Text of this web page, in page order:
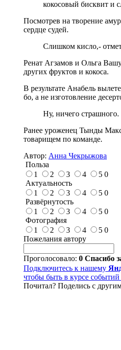
кокосовый бисквит и
Посмотрев на творение
сердце судей.
Слишком кисло,-
Ренат Агзамов и Ольга
других фруктов и кокоса.
В результате Анабель
бо, а не изготовление
Ну, ничего страшного.
Ранее уроженец Тынды
товарищем по команде.
Автор: Анна Чекрыжова
Польза
1
2 3 4 5 0
Актуальность
1
2 3 4 5 0
Развёрнутость
1
2 3 4 5 0
Фотография
1
2 3 4 5 0
Пожелания автору
Проголосовало: 0 Спасибо
Подключитесь к нашему
чтобы быть в курсе
Почитал? Поделись с